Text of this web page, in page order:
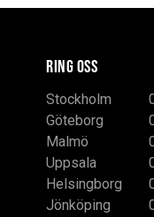
RING OSS
Stockholm
Göteborg
Malmö
Uppsala
Helsingborg
Jönköping